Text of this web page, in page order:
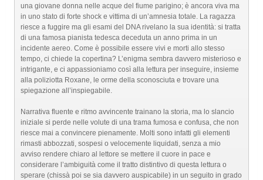
una giovane donna nelle acque del fiume parigino; è ancora viva ma
in uno stato di forte shock e vittima di un’amnesia totale. La ragazza
riesce a fuggire ma gli esami del DNA rivelano la sua identità: si tratta
di una famosa pianista tedesca deceduta un anno prima in un
incidente aereo. Come è possibile essere vivi e morti allo stesso
tempo, ci chiede la copertina? L’enigma sembra davvero misterioso e
intrigante, e ci appassioniamo così alla lettura per inseguire, insieme
alla poliziotta Roxane, le orme della sconosciuta e trovare una
spiegazione all’inspiegabile.
Narrativa fluente e ritmo avvincente trainano la storia, ma lo slancio
iniziale si perde nelle volute di una trama fumosa e confusa, che non
riesce mai a convincere pienamente. Molti sono infatti gli elementi
rimasti abbozzati, sospesi o velocemente liquidati, senza a mio
avviso rendere chiaro al lettore se mettere il cuore in pace e
considerare l’ambiguità come il tratto distintivo di questa lettura o
sperare (chissà poi se sia davvero auspicabile) in un seguito in grado